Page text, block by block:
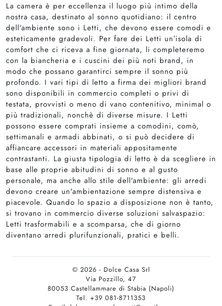
La camera è per eccellenza il luogo più intimo della
nostra casa, destinato al sonno quotidiano: il centro
dell'ambiente sono i Letti, che devono essere comodi e
esteticamente gradevoli. Per fare dei Letti un’isola di
comfort che ci riceva a fine giornata, li completeremo
con la biancheria e i cuscini dei più noti brand, in
modo che possano garantirci sempre il sonno più
profondo. I vari tipi di letto a firma dei migliori brand
sono disponibili in commercio completi o privi di
testata, provvisti o meno di vano contenitivo, minimal o
più tradizionali, nonchè di diverse misure. I Letti
possono essere comprati insieme a comodini, comò,
settimanali e armadi abbinati, o si può decidere di
affiancare accessori in materiali appositamente
contrastanti. La giusta tipologia di letto è da scegliere in
base alle proprie abitudini di sonno e al gusto
personale, ma anche allo stile dell'ambiente: gli arredi
devono creare un'ambientazione sempre distensiva e
piacevole. Quando lo spazio a disposizione non è tanto,
si trovano in commercio diverse soluzioni salvaspazio:
Letti trasformabili e a scomparsa, che di giorno
diventano arredi plurifunzionali, pratici e belli.
© 2026 - Dolce Casa Srl
Via Pozzillo, 47
80053 Castellammare di Stabia (Napoli)
Tel. +39 081-8711353